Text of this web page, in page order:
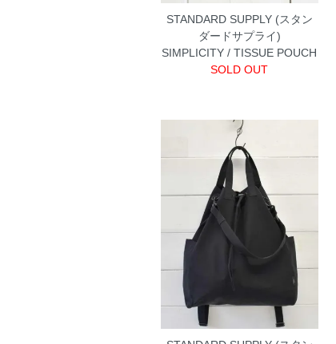
STANDARD SUPPLY (スタン
ダードサプライ)
SIMPLICITY / TISSUE POUCH
SOLD OUT